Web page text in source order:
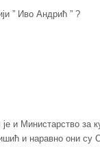
” Иво Андрић ” ?
и Министарство за
и наравно они су